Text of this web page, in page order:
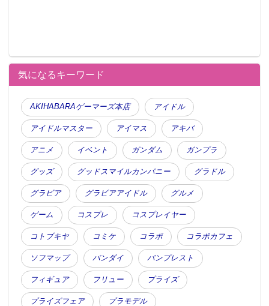
気になるキーワード
AKIHABARAゲーマーズ本店 アイドル
アイドルマスター アイマス アキバ
アニメ イベント ガンダム ガンプラ
グッズ グッドスマイルカンパニー グラドル
グラビア グラビアアイドル グルメ
ゲーム コスプレ コスプレイヤー
コトブキヤ コミケ コラボ コラボカフェ
ソフマップ バンダイ バンプレスト
フィギュア フリュー プライズ
プライズフェア プラモデル